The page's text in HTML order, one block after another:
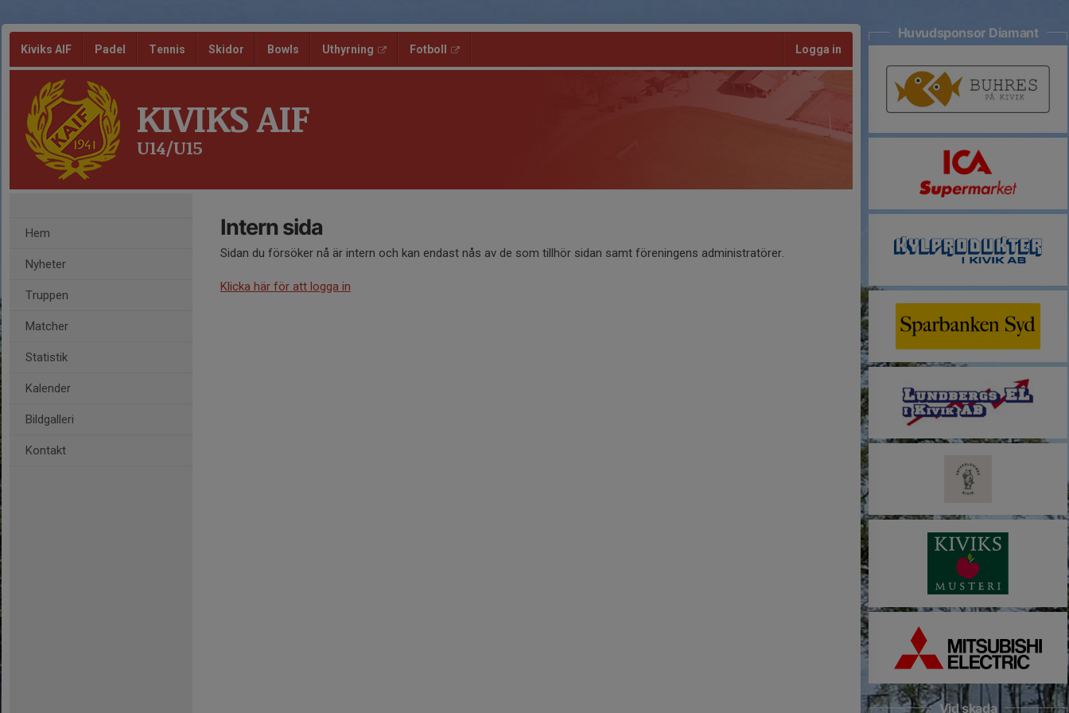
Kiviks AIF Padel Tennis Skidor Bowls Uthyrning Fotboll Logga in
KIVIKS AIF
U14/U15
Hem
Nyheter
Truppen
Matcher
Statistik
Kalender
Bildgalleri
Kontakt
Intern sida
Sidan du försöker nå är intern och kan endast nås av de som tillhör sidan samt föreningens administratörer.
Klicka här för att logga in
Huvudsponsor Diamant
Vid skada